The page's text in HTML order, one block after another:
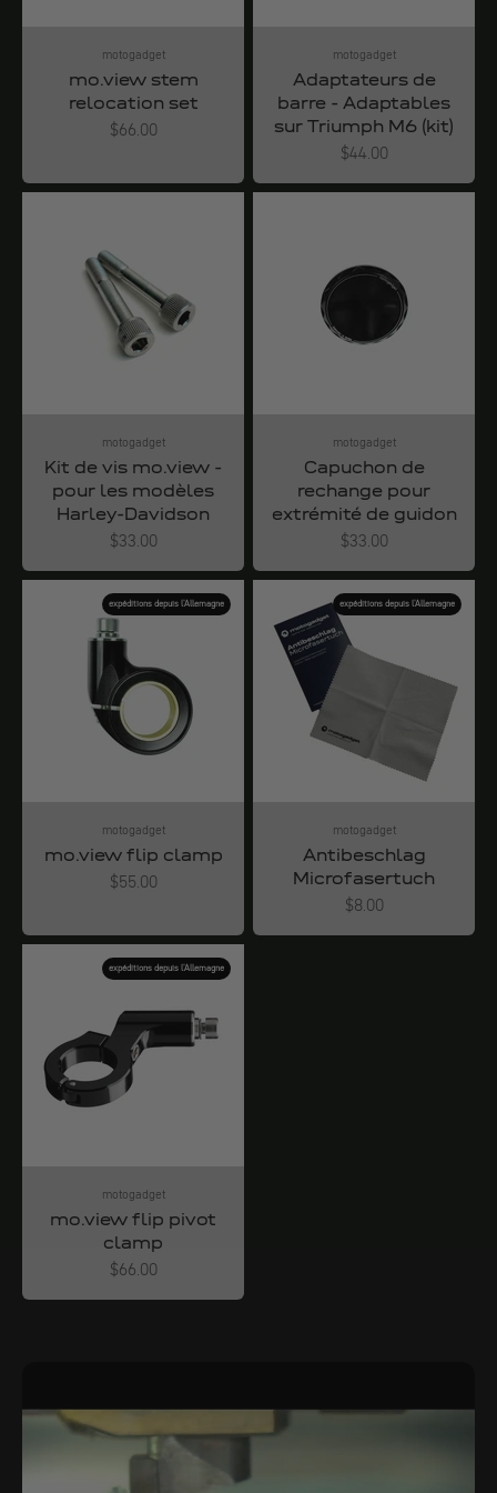
motogadget
mo.view stem
relocation set
Angebot
$66.00
motogadget
Adaptateurs de
barre - Adaptables
sur Triumph M6 (kit)
Angebot
$44.00
motogadget
Kit de vis mo.view -
pour les modèles
Harley-Davidson
Angebot
$33.00
motogadget
Capuchon de
rechange pour
extrémité de guidon
Angebot
$33.00
expéditions depuis l'Allemagne
motogadget
mo.view flip clamp
Angebot
$55.00
expéditions depuis l'Allemagne
motogadget
Antibeschlag
Microfasertuch
Angebot
$8.00
expéditions depuis l'Allemagne
motogadget
mo.view flip pivot
clamp
Angebot
$66.00